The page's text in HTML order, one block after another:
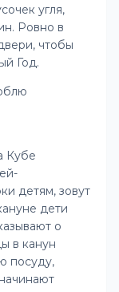
угля,
Ровно в
чтобы
Год.
Кубе
детям, зовут
дети
о
в канун
посуду,